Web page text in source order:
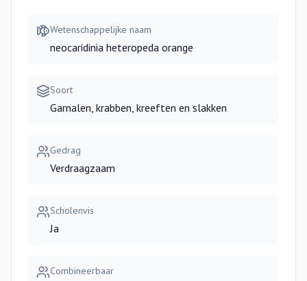
Wetenschappelijke naam
neocaridinia heteropeda orange
Soort
Garnalen, krabben, kreeften en slakken
Gedrag
Verdraagzaam
Scholenvis
Ja
Combineerbaar